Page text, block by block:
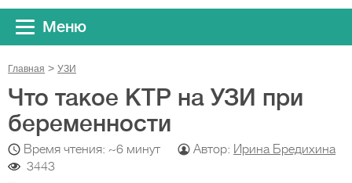
Меню
Главная УЗИ
Что такое КТР на УЗИ при
беременности
Время чтения: ~6 минут Автор: Ирина Бредихина
3443